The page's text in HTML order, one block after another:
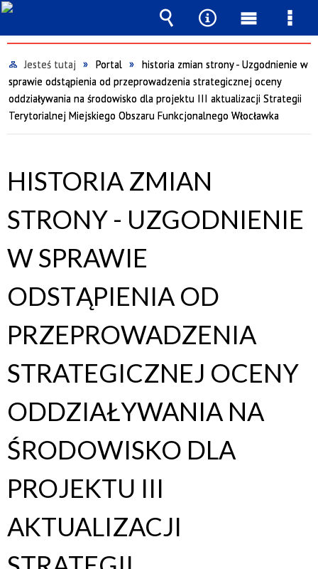
Jesteś tutaj Portal
historia zmian strony - Uzgodnienie w
sprawie odstąpienia od przeprowadzenia strategicznej oceny
oddziaływania na środowisko dla projektu III aktualizacji Strategii
Terytorialnej Miejskiego Obszaru Funkcjonalnego Włocławka
HISTORIA ZMIAN
STRONY - UZGODNIENIE
W SPRAWIE
ODSTĄPIENIA OD
PRZEPROWADZENIA
STRATEGICZNEJ OCENY
ODDZIAŁYWANIA NA
ŚRODOWISKO DLA
PROJEKTU III
AKTUALIZACJI
Wyszukiwarka
Narzędzia
Menu
główne